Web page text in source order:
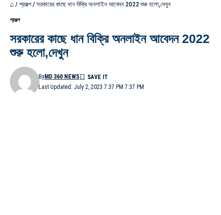
⌂ / প্রকল্প/ সরকারের কাছে ধান বিক্রি অনলাইন আবেদন 2022 শুরু হলো,দেখুন
প্রকল্প
সরকারের কাছে ধান বিক্রি অনলাইন আবেদন 2022
শুরু হলো,দেখুন
Last Updated: July 2, 2023 7:37 PM 7:37 PM
ByMD 360 NEWS